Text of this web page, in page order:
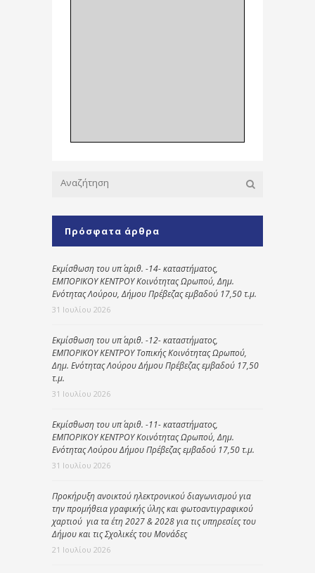
Πρόσφατα άρθρα
Εκμίσθωση του υπ΄ αριθ. -14- καταστήματος,
ΕΜΠΟΡΙΚΟΥ ΚΕΝΤΡΟΥ Κοινότητας Ωρωπού, Δημ.
Ενότητας Λούρου, Δήμου Πρέβεζας εμβαδού 17,50 τ.μ.
31 Ιουλίου 2026
Εκμίσθωση του υπ΄ αριθ. -12- καταστήματος,
ΕΜΠΟΡΙΚΟΥ ΚΕΝΤΡΟΥ Τοπικής Κοινότητας Ωρωπού,
Δημ. Ενότητας Λούρου Δήμου Πρέβεζας εμβαδού 17,50
τ.μ.
31 Ιουλίου 2026
Εκμίσθωση του υπ΄ αριθ. -11- καταστήματος,
ΕΜΠΟΡΙΚΟΥ ΚΕΝΤΡΟΥ Κοινότητας Ωρωπού, Δημ.
Ενότητας Λούρου Δήμου Πρέβεζας εμβαδού 17,50 τ.μ.
31 Ιουλίου 2026
Προκήρυξη ανοικτού ηλεκτρονικού διαγωνισμού για
την προμήθεια γραφικής ύλης και φωτοαντιγραφικού
χαρτιού για τα έτη 2027 & 2028 για τις υπηρεσίες του
Δήμου και τις Σχολικές του Μονάδες
21 Ιουλίου 2026